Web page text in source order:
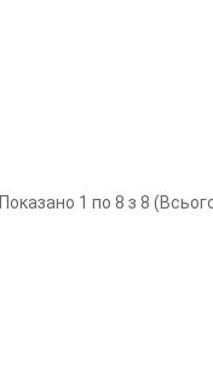
Показано 1 по 8 з 8